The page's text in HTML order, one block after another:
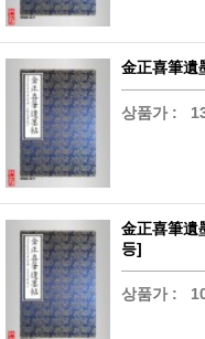
金正喜筆遺
상품가 :
金正喜筆遺
등]
상품가 :